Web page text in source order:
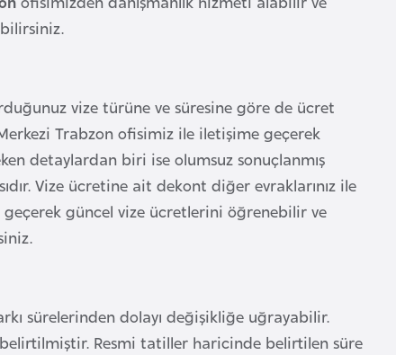
vize türüne ve süresine göre de ücret
Trabzon ofisimiz ile iletişime geçerek
detaylardan biri ise olumsuz sonuçlanmış
Vize ücretine ait dekont diğer evraklarınız ile
geçerek güncel vize ücretlerini öğrenebilir ve
sürelerinden dolayı değişikliğe uğrayabilir.
Resmi tatiller haricinde belirtilen süre